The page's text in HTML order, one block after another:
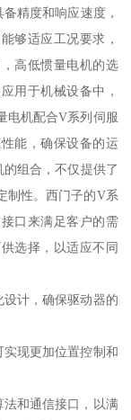
精度和响应速度，
够适应工况要求，
高低惯量电机的选
用于机械设备中，
电机配合V系列伺服
能，确保设备的运
组合，不仅提供了
制性。西门子的V系
口来满足客户的需
选择，以适应不同
计，确保驱动器的
现更加位置控制和
和通信接口，以满